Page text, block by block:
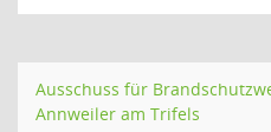
Ausschuss für
Annweiler am Trifels